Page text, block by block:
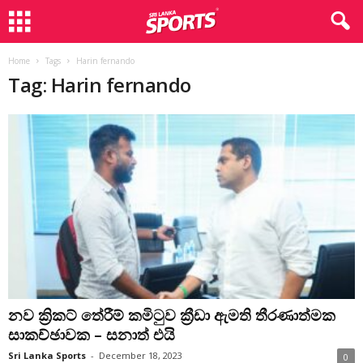
Home Tags Harin fernando
Tag: Harin fernando
නව ක්‍රිකට් තේරීම් කමිටුව ක්‍රීඩා ඇමති තීරණාත්මක
සාකච්ඡාවක – සනාත් එයි
Sri Lanka Sports - December 18, 2023 0